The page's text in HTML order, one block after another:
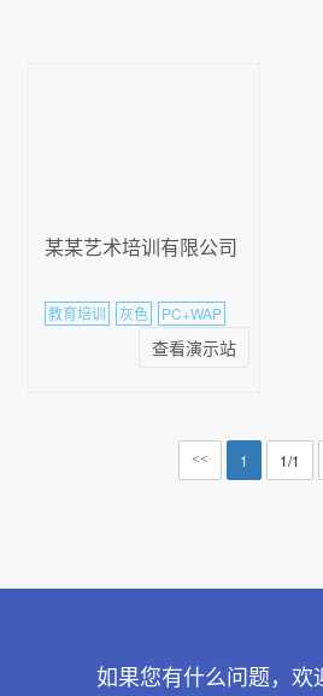
某某艺术培训有限公司
教育培训 灰色 PC+WAP
查看演示站
<< 1 1/1
如果您有什么问题，欢